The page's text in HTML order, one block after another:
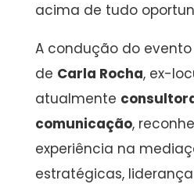
acima de tudo
A condução do
de Carla Rocha, ex-
atualmente
comunicação,
experiência na
estratégicas,